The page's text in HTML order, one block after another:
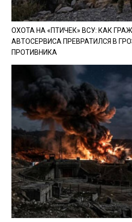
ОХОТА НА «ПТИЧЕК» ВСУ: КАК
АВТОСЕРВИСА ПРЕВРАТИЛСЯ В
ПРОТИВНИКА